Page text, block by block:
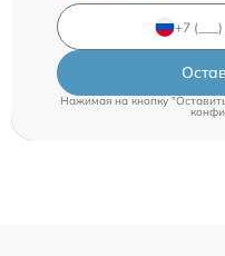
Нажимая на кнопку